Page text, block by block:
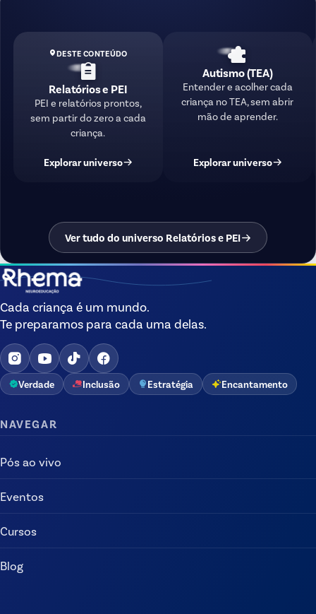
DESTE CONTEÚDO
Relatórios e PEI
PEI e relatórios prontos,
sem partir do zero a cada
criança.
Explorar universo
Autismo (TEA)
Entender e acolher cada
criança no TEA, sem abrir
mão de aprender.
Explorar universo
Ver tudo do universo Relatórios e PEI
Cada criança é um mundo.
Te preparamos para cada uma delas.
Verdade Inclusão Estratégia Encantamento
NAVEGAR
Pós ao vivo
Eventos
Cursos
Blog